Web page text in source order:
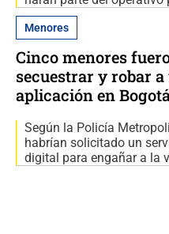
Menores
Cinco menores
secuestrar y robar
aplicación en
Según la Policía
habrían solicitado un
digital para engañar a la